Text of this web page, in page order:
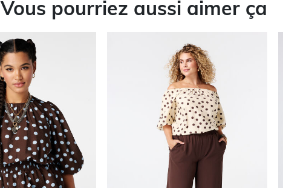
Vous pourriez aussi aimer ça